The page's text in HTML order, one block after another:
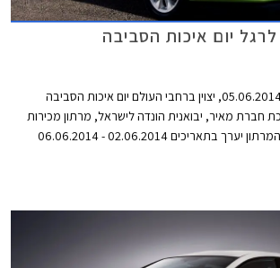
יום איכות הסביבה
ביום חמישי הקרוב, ה- 05.06.2014, יצוין ברחבי העולם יום איכות הסביבה
חברת מאיר, יבואנית הונדה לישראל, מרתון מכירות
על דגמיה ההיברידיים. המרתון יערך בתאריכים 02.06.2014 - 06.06.2014